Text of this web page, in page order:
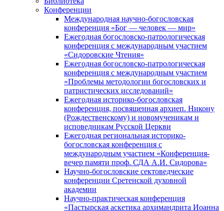
Конференции
Международная научно-богословская
конференция «Бог — человек — мир»
Ежегодная богословско-патрологическая
конференция с международным участием
«Сидоровские Чтения»
Ежегодная богословско-патрологическая
конференция с международным участием
«Проблемы методологии богословских и
патристических исследований»
Ежегодная историко-богословская
конференция, посвященная архиеп. Никону
(Рождественскому) и новомученикам и
исповедникам Русской Церкви
Ежегодная региональная историко-
богословская конференция с
международным участием «Конференция-
вечер памяти проф. СДА А.И. Сидорова»
Научно-богословские сектоведческие
конференции Сретенской духовной
академии
Научно-практическая конференция
«Пастырская аскетика архимандрита Иоанна